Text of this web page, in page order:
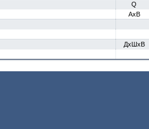
Q
AxB
ДхШхВ